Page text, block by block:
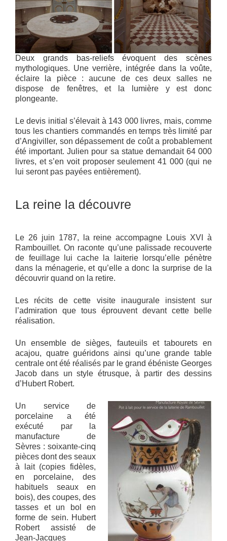
Deux grands bas-reliefs évoquent des scènes
mythologiques. Une verrière, intégrée dans la voûte,
éclaire la pièce : aucune de ces deux salles ne
dispose de fenêtres, et la lumière y est donc
plongeante.
Le devis initial s’élevait à 143 000 livres, mais, comme
tous les chantiers commandés en temps très limité par
d’Angiviller, son dépassement de coût a probablement
été important. Julien pour sa statue demandait 64 000
livres, et s’en voit proposer seulement 41 000 (qui ne
lui seront pas payées entièrement).
La reine la découvre
Le 26 juin 1787, la reine accompagne Louis XVI à
Rambouillet. On raconte qu’une palissade recouverte
de feuillage lui cache la laiterie lorsqu’elle pénètre
dans la ménagerie, et qu’elle a donc la surprise de la
découvrir quand on la retire.
Les récits de cette visite inaugurale insistent sur
l’admiration que tous éprouvent devant cette belle
réalisation.
Un ensemble de sièges, fauteuils et tabourets en
acajou, quatre guéridons ainsi qu’une grande table
centrale ont été réalisés par le grand ébéniste Georges
Jacob dans un style étrusque, à partir des dessins
d’Hubert Robert.
Un service de
porcelaine a été
exécuté par la
manufacture de
Sèvres : soixante-cinq
pièces dont des seaux
à lait (copies fidèles,
en porcelaine, des
habituels seaux en
bois), des coupes, des
tasses et un bol en
forme de sein. Hubert
Robert assisté de
Jean-Jacques